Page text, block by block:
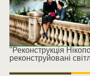
"Реконструкція
реконструйовані